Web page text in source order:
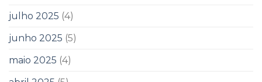
julho 2025 (4)
junho 2025 (5)
maio 2025 (4)